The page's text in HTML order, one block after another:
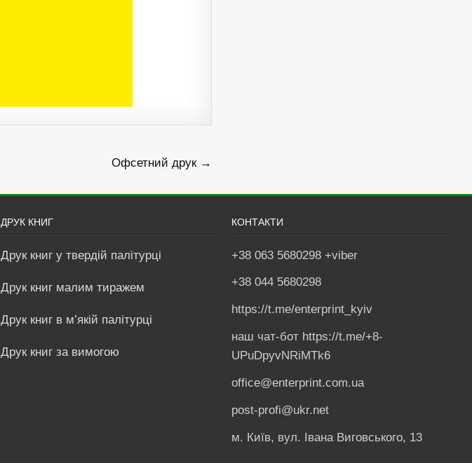
Офсетний друк →
ДРУК КНИГ
Друк книг у твердій палітурці
Друк книг малим тиражем
Друк книг в м’якій палітурці
Друк книг за вимогою
КОНТАКТИ
+38 063 5680298 +viber
+38 044 5680298
https://t.me/enterprint_kyiv
наш чат-бот https://t.me/+8-
UPuDpyvNRiMTk6
office@enterprint.com.ua
post-profi@ukr.net
м. Київ, вул. Івана Виговського, 13